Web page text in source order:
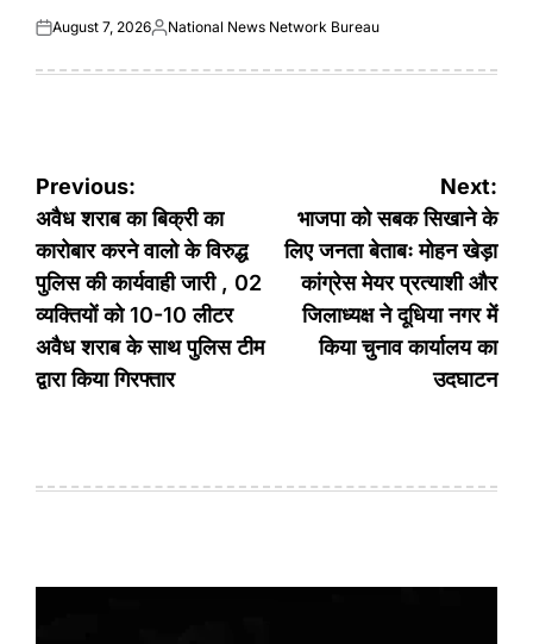
Posted
August 7, 2026Posted
National News Network Bureau
Post
navigation
Previous:
अवैध शराब का बिक्री का
कारोबार करने वालो के विरुद्ध
पुलिस की कार्यवाही जारी , 02
व्यक्तियों को 10-10 लीटर
अवैध शराब के साथ पुलिस टीम
द्वारा किया गिरफ्तार
Next:
भाजपा को सबक सिखाने के
लिए जनता बेताबः मोहन खेड़ा
कांग्रेस मेयर प्रत्याशी और
जिलाध्यक्ष ने दूधिया नगर में
किया चुनाव कार्यालय का
उदघाटन